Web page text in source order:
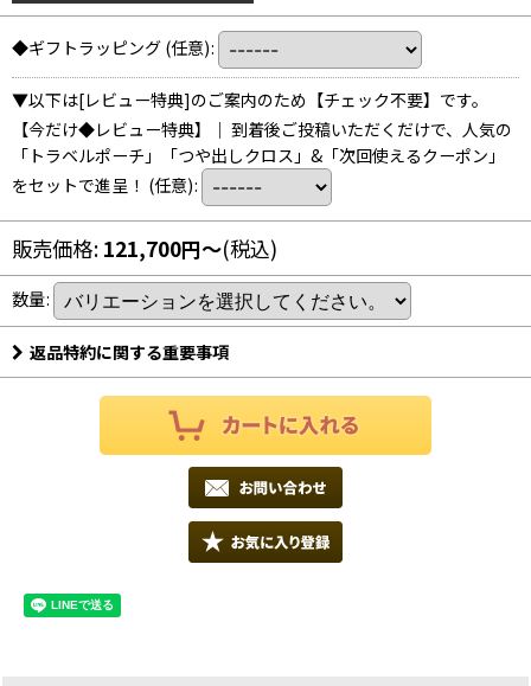
◆ギフトラッピング (任意):
▼以下は[レビュー特典]のご案内のため【チェック不要】です。
【今だけ◆レビュー特典】｜ 到着後ご投稿いただくだけで、人気の
「トラベルポーチ」「つや出しクロス」&「次回使えるクーポン」
をセットで進呈！ (任意):
販売価格: 121,700円～(税込)
数量:
返品特約に関する重要事項